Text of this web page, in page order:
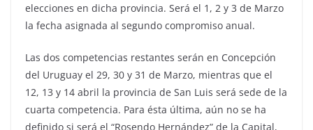
elecciones en dicha provincia. Será el 1, 2 y 3 de Marzo
la fecha asignada al segundo compromiso anual.
Las dos competencias restantes serán en Concepción
del Uruguay el 29, 30 y 31 de Marzo, mientras que el
12, 13 y 14 abril la provincia de San Luis será sede de la
cuarta competencia. Para ésta última, aún no se ha
definido si será el “Rosendo Hernández” de la Capital,